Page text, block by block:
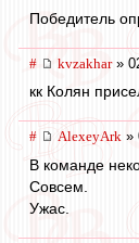
Победитель
# kvzakhar»
кк Колян
# AlexeyArk »
В команде
Совсем.
Ужас.